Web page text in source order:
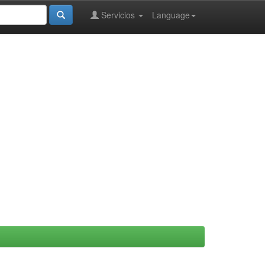
Language
Servicios